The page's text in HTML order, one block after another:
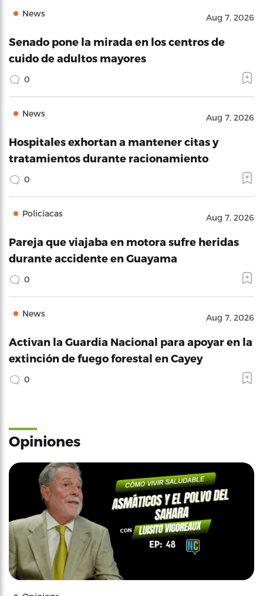
News Aug 7, 2026
Senado pone la mirada en los centros de
cuido de adultos mayores
0
News Aug 7, 2026
Hospitales exhortan a mantener citas y
tratamientos durante racionamiento
0
Policíacas Aug 7, 2026
Pareja que viajaba en motora sufre heridas
durante accidente en Guayama
0
News Aug 7, 2026
Activan la Guardia Nacional para apoyar en la
extinción de fuego forestal en Cayey
0
Opiniones